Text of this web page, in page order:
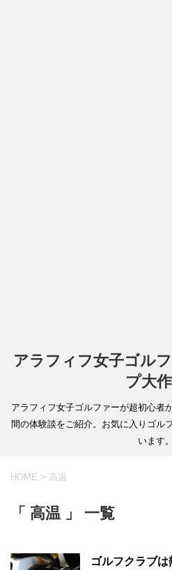
アラフィフ女子ゴル
プ大
アラフィフ女子ゴルファーが超初心者
間の体験談をご紹介。お気に入りゴル
います。
HOME > 高温
「 高温 」 一覧
ゴルフクラブ